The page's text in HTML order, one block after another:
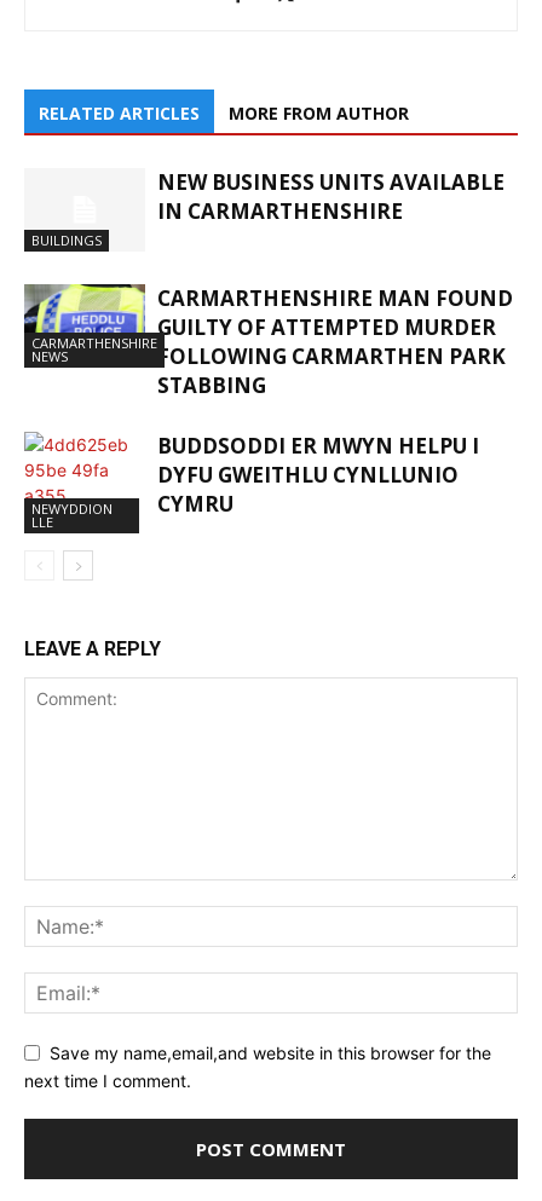
RELATED ARTICLES MORE FROM AUTHOR
BUILDINGS
NEW BUSINESS UNITS AVAILABLE
IN CARMARTHENSHIRE
CARMARTHENSHIRE
NEWS
CARMARTHENSHIRE MAN FOUND
GUILTY OF ATTEMPTED MURDER
FOLLOWING CARMARTHEN PARK
STABBING
NEWYDDION
LLE
BUDDSODDI ER MWYN HELPU I
DYFU GWEITHLU CYNLLUNIO
CYMRU
LEAVE A REPLY
Save my name,email,and website in this browser for the
next time I comment.